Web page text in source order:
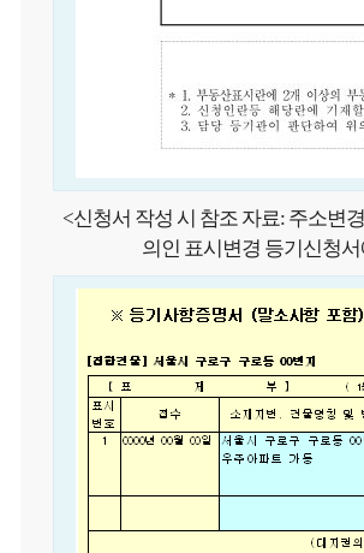
<신청서 작성 시 참조 자료: 주소변
의인 표시변경 등기신청서